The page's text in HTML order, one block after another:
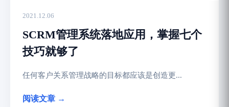
2021.12.06
SCRM管理系统落地应用，掌握七个
技巧就够了
任何客户关系管理战略的目标都应该是创造更...
阅读文章 →